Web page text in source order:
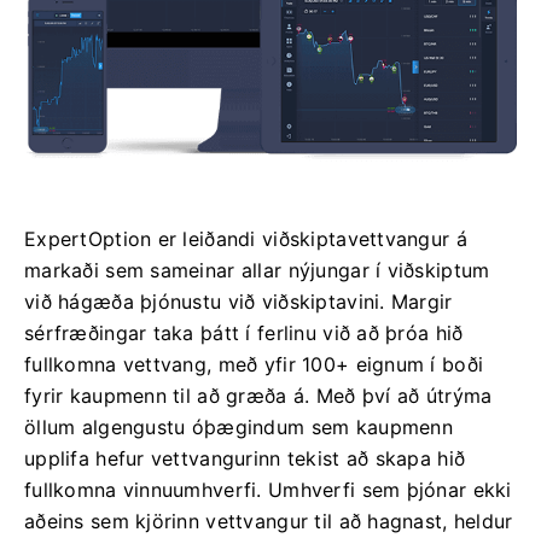
ExpertOption er leiðandi viðskiptavettvangur á
markaði sem sameinar allar nýjungar í viðskiptum
við hágæða þjónustu við viðskiptavini. Margir
sérfræðingar taka þátt í ferlinu við að þróa hið
fullkomna vettvang, með yfir 100+ eignum í boði
fyrir kaupmenn til að græða á. Með því að útrýma
öllum algengustu óþægindum sem kaupmenn
upplifa hefur vettvangurinn tekist að skapa hið
fullkomna vinnuumhverfi. Umhverfi sem þjónar ekki
aðeins sem kjörinn vettvangur til að hagnast, heldur